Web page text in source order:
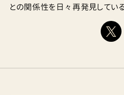
との関係性を日々再発見している